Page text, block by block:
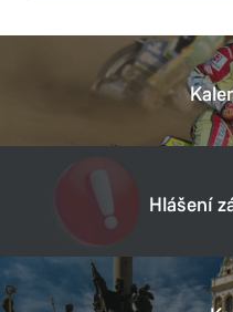
Štrossova 44
530 21 Pardubice
IČ:00274046
DIČ:
Pondělí
Úterý
Hlášení